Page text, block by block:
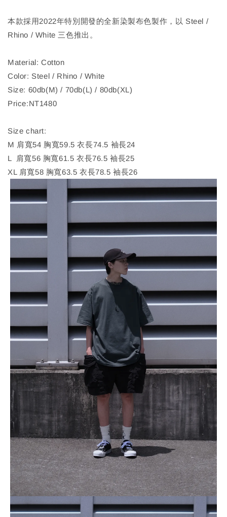
本款採用2022年特別開發的全新染製布色製作，以 Steel /
Rhino / White 三色推出。
Material: Cotton
Color: Steel / Rhino / White
Size: 60db(M) / 70db(L) / 80db(XL)
Price:NT1480
Size chart:
M 肩寬54 胸寬59.5 衣長74.5 袖長24
L 肩寬56 胸寬61.5 衣長76.5 袖長25
XL 肩寬58 胸寬63.5 衣長78.5 袖長26